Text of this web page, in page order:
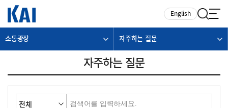
English
소통광장 자주하는 질문
자주하는 질문